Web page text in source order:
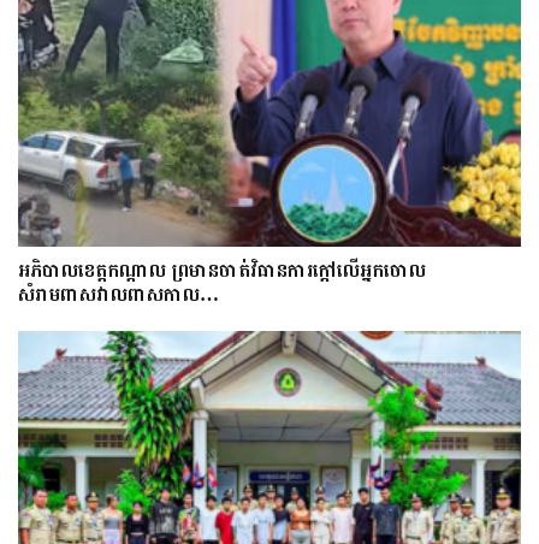
អភិបាលខេត្តកណ្ដាល ព្រមានចាត់វិធានការក្ដៅលើអ្នកចោល
សំរាមពាសវាលពាសកាល…